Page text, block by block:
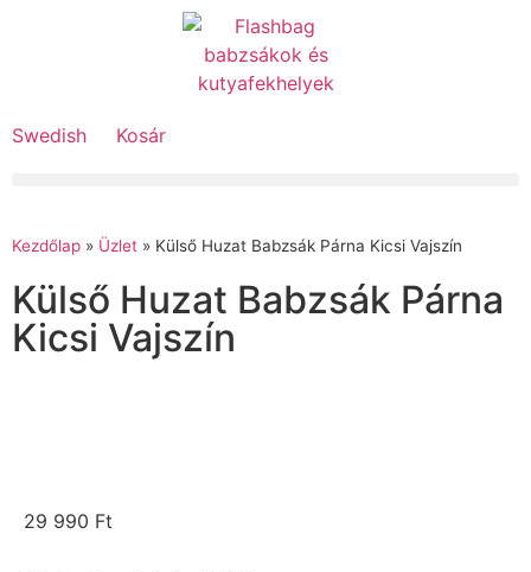
Swedish Kosár
Kezdőlap » Üzlet » Külső Huzat Babzsák Párna Kicsi Vajszín
Külső Huzat Babzsák Párna
Kicsi Vajszín
29 990 Ft